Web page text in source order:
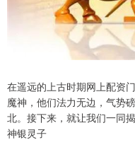
在遥远的上古时期网上配资
魔神，他们法力无边，气势
北。接下来，就让我们一同
神银灵子